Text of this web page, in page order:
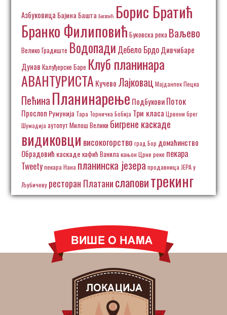
Азбуковица Бајина Башта Богатић Борис Братић
Бранко Филиповић Буковска река Ваљево
Велико Градиште Водопади Дебело БрдоДивчибаре
Дунав Калуђерске Баре Клуб планинара
АВАНТУРИСТА Кучево Лајковац Мајданпек Пецка
Пећина Планинарење ПодбуковиПоток
Прослоп Румунија Тара Торничка Бобија Три класа Црвени брег
Шумадија аутопут Милош Велики бигрене каскаде
видиковци високогорство град Бор домаћинство
Обрадовић каскаде кафић Ванилакањон Црне реке пекара
Tweetyпекара Нана планинска језера продавница ЈЕРА у
Љубичеву ресторан Платанислаповитрекинг